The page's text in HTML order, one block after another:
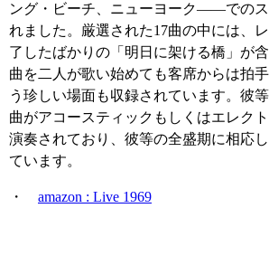
ング・ビーチ、ニューヨーク――でのス
れました。厳選された17曲の中には、
了したばかりの「明日に架ける橋」が
曲を二人が歌い始めても客席からは拍
う珍しい場面も収録されています。彼
曲がアコースティックもしくはエレク
演奏されており、彼等の全盛期に相応
ています。
・ amazon : Live 1969